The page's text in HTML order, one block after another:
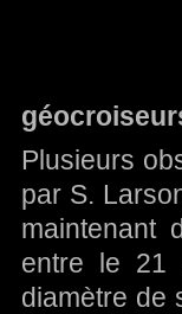
Plusieurs
par S.
maintenant
entre le 21
diamètre de